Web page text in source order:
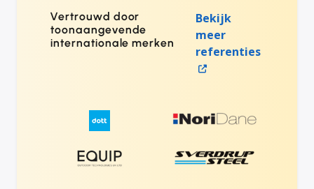
Vertrouwd door
toonaangevende
internationale merken
Bekijk
meer
referenties